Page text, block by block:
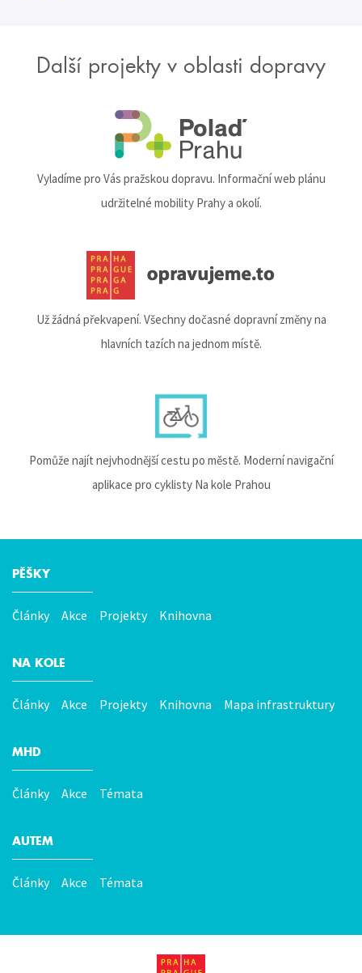
Další projekty v oblasti dopravy
Vyladíme pro Vás pražskou dopravu. Informační web plánu
udržitelné mobility Prahy a okolí.
Už žádná překvapení. Všechny dočasné dopravní změny na
hlavních tazích na jednom místě.
Pomůže najít nejvhodnější cestu po městě. Moderní navigační
aplikace pro cyklisty Na kole Prahou
Hlavní
menu
PĚŠKY
Články Akce Projekty Knihovna
NA KOLE
Články Akce Projekty Knihovna Mapa infrastruktury
MHD
Články Akce Témata
AUTEM
Články Akce Témata